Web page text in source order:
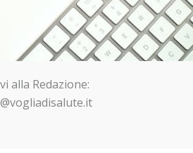
alla Redazione: